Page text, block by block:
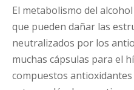
El metabolismo del
que pueden dañar las
neutralizados por los
muchas cápsulas para el
compuestos